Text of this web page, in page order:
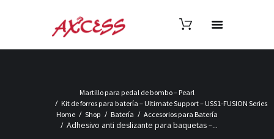
Martillo para pedal de bombo – Pearl
Kit de forros para batería – Ultimate Support – USS1-FUSION Series
Home
Shop Batería Accesorios para Batería
Adhesivo anti deslizante para baquetas –...